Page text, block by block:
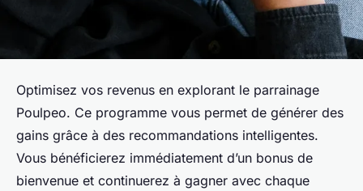
Optimisez vos revenus en explorant le parrainage
Poulpeo. Ce programme vous permet de générer des
gains grâce à des recommandations intelligentes.
Vous bénéficierez immédiatement d’un bonus de
bienvenue et continuerez à gagner avec chaque